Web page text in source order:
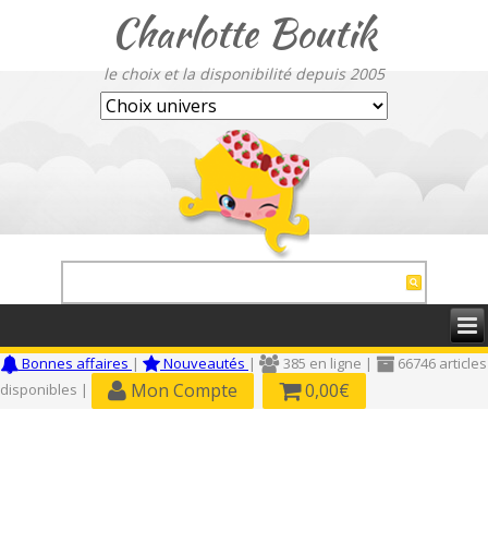
Charlotte Boutik
le choix et la disponibilité depuis 2005
Bonnes affaires | Nouveautés | 385 en ligne |
66746 articles
disponibles |
Mon Compte 0,00€